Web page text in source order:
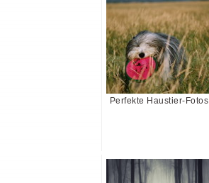
Perfekte Haustier-Fotos